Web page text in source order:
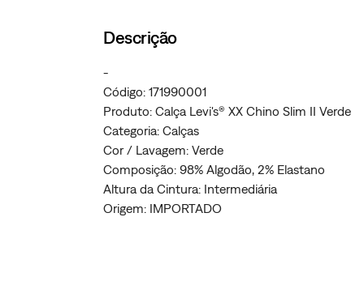
Descrição
-
Código: 171990001
Produto: Calça Levi's® XX Chino Slim II Verde
Categoria: Calças
Cor / Lavagem: Verde
Composição: 98% Algodão, 2% Elastano
Altura da Cintura: Intermediária
Origem: IMPORTADO